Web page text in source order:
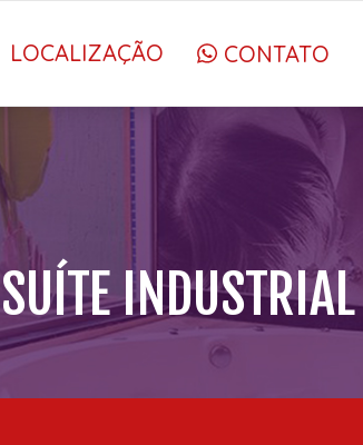
LOCALIZAÇÃO CONTATO
SUÍTE INDUSTRIAL